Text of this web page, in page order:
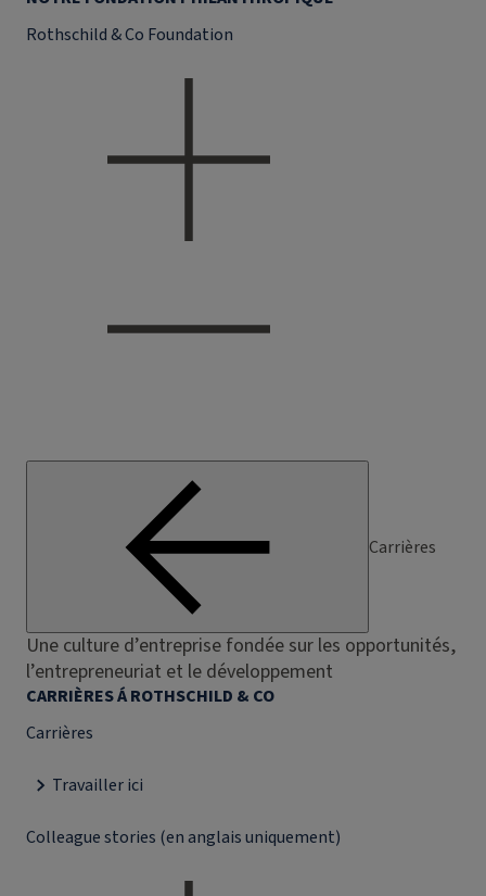
Rothschild & Co Foundation
Carrières
Une culture d’entreprise fondée sur les opportunités,
l’entrepreneuriat et le développement
CARRIÈRES Á ROTHSCHILD & CO
Carrières
Travailler ici
Colleague stories (en anglais uniquement)